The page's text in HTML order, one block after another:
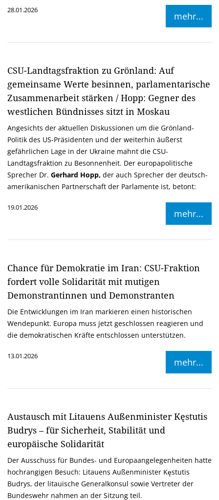
28.01.2026
mehr...
CSU-Landtagsfraktion zu Grönland: Auf
gemeinsame Werte besinnen, parlamentarische
Zusammenarbeit stärken / Hopp: Gegner des
westlichen Bündnisses sitzt in Moskau
Angesichts der aktuellen Diskussionen um die Grönland-
Politik des US-Präsidenten und der weiterhin äußerst
gefährlichen Lage in der Ukraine mahnt die CSU-
Landtagsfraktion zu Besonnenheit. Der europapolitische
Sprecher Dr. Gerhard Hopp, der auch Sprecher der deutsch-
amerikanischen Partnerschaft der Parlamente ist, betont:
19.01.2026
mehr...
Chance für Demokratie im Iran: CSU-Fraktion
fordert volle Solidarität mit mutigen
Demonstrantinnen und Demonstranten
Die Entwicklungen im Iran markieren einen historischen
Wendepunkt. Europa muss jetzt geschlossen reagieren und
die demokratischen Kräfte entschlossen unterstützen.
13.01.2026
mehr...
Austausch mit Litauens Außenminister Kęstutis
Budrys – für Sicherheit, Stabilität und
europäische Solidarität
Der Ausschuss für Bundes- und Europaangelegenheiten hatte
hochrangigen Besuch: Litauens Außenminister Kęstutis
Budrys, der litauische Generalkonsul sowie Vertreter der
Bundeswehr nahmen an der Sitzung teil.